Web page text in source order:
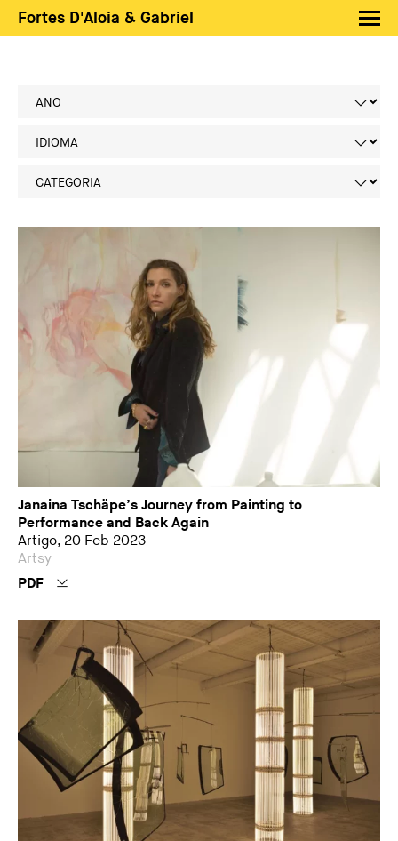
Fortes D'Aloia & Gabriel
Shop FDAG
Janaina Tschäpe’s Journey from Painting to
Performance and Back Again
Artigo, 20 Feb 2023
Artsy
PDF